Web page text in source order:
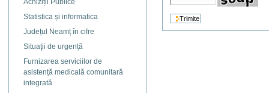
Achiziții Publice
Statistica și informatica
Județul Neamț în cifre
Situaţii de urgență
Furnizarea serviciilor de
asistență medicală comunitară
integrată